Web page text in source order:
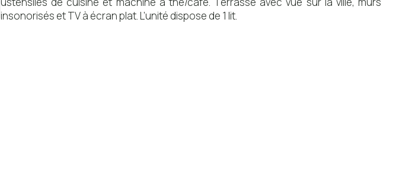
insonorisés et TV à écran plat. L’unité dispose de 1 lit.